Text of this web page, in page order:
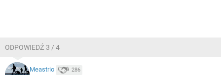
ODPOWIEDŹ 3 / 4
Meastrio 286